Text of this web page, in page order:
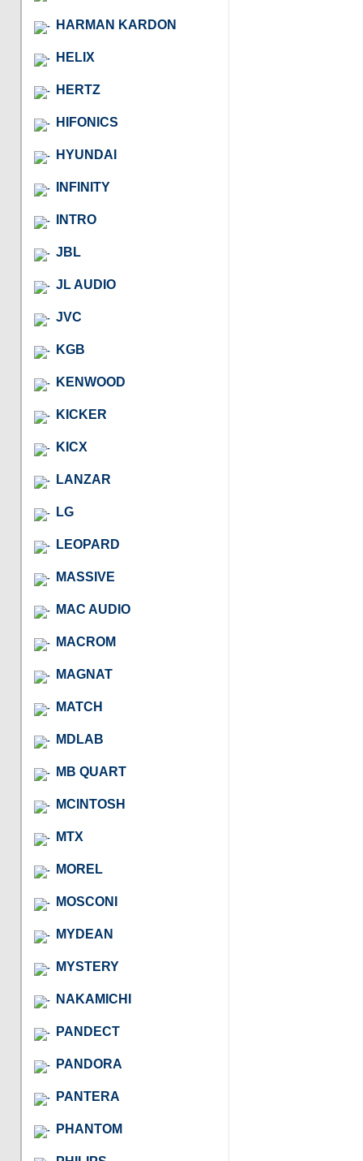
HARMAN KARDON
HELIX
HERTZ
HIFONICS
HYUNDAI
INFINITY
INTRO
JBL
JL AUDIO
JVC
KGB
KENWOOD
KICKER
KICX
LANZAR
LG
LEOPARD
MASSIVE
MAC AUDIO
MACROM
MAGNAT
MATCH
MDLAB
MB QUART
MCINTOSH
MTX
MOREL
MOSCONI
MYDEAN
MYSTERY
NAKAMICHI
PANDECT
PANDORA
PANTERA
PHANTOM